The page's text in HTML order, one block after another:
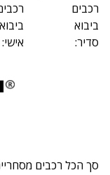
רכבים
ביבוא
סדיר:
ביבוא
אישי:
סך הכל רכבים